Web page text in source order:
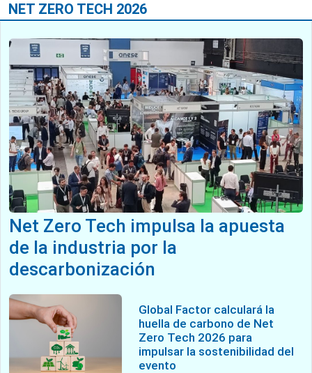
NET ZERO TECH 2026
Net Zero Tech impulsa la apuesta
de la industria por la
descarbonización
Global Factor calculará la
huella de carbono de Net
Zero Tech 2026 para
impulsar la sostenibilidad del
evento